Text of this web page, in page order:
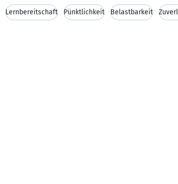
Lernbereitschaft Pünktlichkeit Belastbarkeit